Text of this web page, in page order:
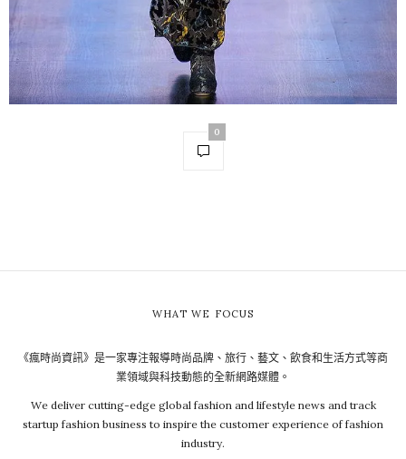
0
WHAT WE FOCUS
《瘋時尚資訊》是一家專注報導時尚品牌、旅行、藝文、飲食和生活方式等商
業領域與科技動態的全新網路媒體。
We deliver cutting-edge global fashion and lifestyle news and track
startup fashion business to inspire the customer experience of fashion
industry.